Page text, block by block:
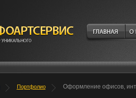
Портфолио Оформление офисов,